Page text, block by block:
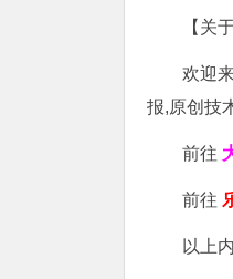
【关
欢迎
报,原创技
前往
前往
以上